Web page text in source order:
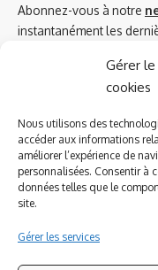
Gérer
cookies
Nous utilisons des
accéder aux informations
améliorer l’expérience de
personnalisées. Consentir à
données telles que le
site.
Gérer les services
Abonnez-vous à notre
instantanément les
Azinat.com TV soutient